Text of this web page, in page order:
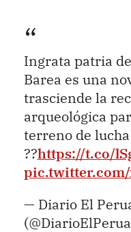
Ingrata patria
Barea es una
trasciende la
arqueológica
terreno de
??https://t.co/
pic.twitter.com/
— Diario El